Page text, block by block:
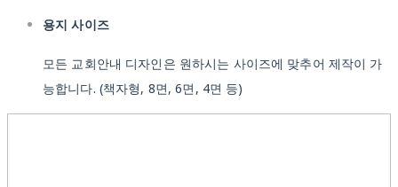
용지 사이즈
모든 교회안내 디자인은 원하시는 사이즈에 맞추어 제작이 가
능합니다. (책자형, 8면, 6면, 4면 등)